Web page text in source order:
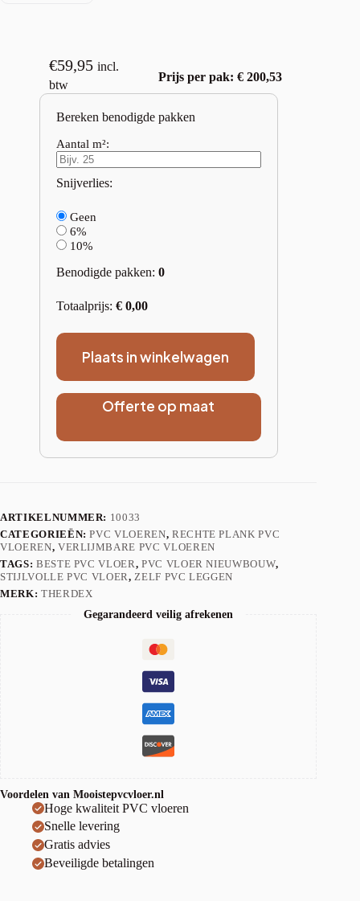
€59,95 incl.
btw
Prijs per pak: € 200,53
Bereken benodigde pakken
Aantal m²:
Snijverlies:
Geen
6%
10%
Benodigde pakken: 0
Totaalprijs: € 0,00
Plaats in winkelwagen
Offerte op maat
ARTIKELNUMMER: 10033
CATEGORIEËN:PVC VLOEREN, RECHTE PLANK PVC
VLOEREN, VERLIJMBARE PVC VLOEREN
TAGS: BESTE PVC VLOER, PVC VLOER NIEUWBOUW,
STIJLVOLLE PVC VLOER, ZELF PVC LEGGEN
MERK: THERDEX
Gegarandeerd veilig afrekenen
Voordelen van Mooistepvcvloer.nl
Hoge kwaliteit PVC vloeren
Snelle levering
Gratis advies
Beveiligde betalingen